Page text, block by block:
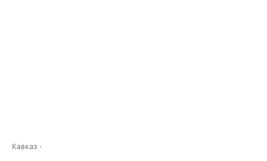
Кавказ